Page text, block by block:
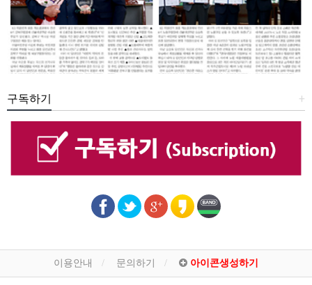
+
구독하기
이용안내 문의하기 아이콘생성하기